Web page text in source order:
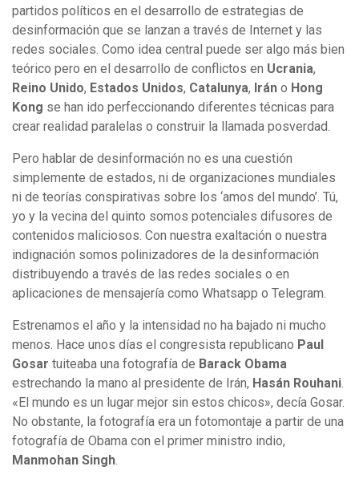
partidos políticos en el desarrollo de estrategias de
desinformación que se lanzan a través de Internet y las
redes sociales. Como idea central puede ser algo más bien
teórico pero en el desarrollo de conflictos en Ucrania,
Reino Unido, Estados Unidos, Catalunya, Irán o Hong
Kong se han ido perfeccionando diferentes técnicas para
crear realidad paralelas o construir la llamada posverdad.
Pero hablar de desinformación no es una cuestión
simplemente de estados, ni de organizaciones mundiales
ni de teorías conspirativas sobre los ‘amos del mundo’. Tú,
yo y la vecina del quinto somos potenciales difusores de
contenidos maliciosos. Con nuestra exaltación o nuestra
indignación somos polinizadores de la desinformación
distribuyendo a través de las redes sociales o en
aplicaciones de mensajería como Whatsapp o Telegram.
Estrenamos el año y la intensidad no ha bajado ni mucho
menos. Hace unos días el congresista republicano Paul
Gosar tuiteaba una fotografía de Barack Obama
estrechando la mano al presidente de Irán, Hasán Rouhani
«El mundo es un lugar mejor sin estos chicos», decía Gosar.
No obstante, la fotografía era un fotomontaje a partir de una
fotografía de Obama con el primer ministro indio,
Manmohan Singh